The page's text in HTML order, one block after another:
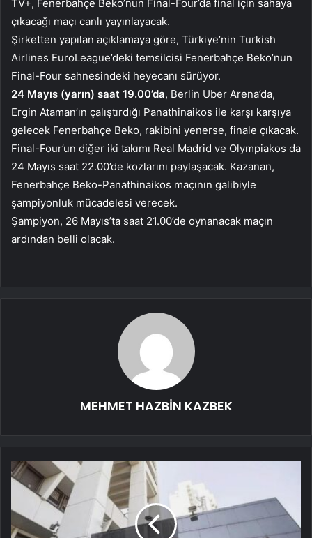
TV+, Fenerbahçe Beko’nun Final-Four’da final için sahaya
çıkacağı maçı canlı yayınlayacak.
Şirketten yapılan açıklamaya göre, Türkiye’nin Turkish
Airlines EuroLeague’deki temsilcisi Fenerbahçe Beko’nun
Final-Four sahnesindeki heyecanı sürüyor.
24 Mayıs (yarın) saat 19.00’da, Berlin Uber Arena’da,
Ergin Ataman’ın çalıştırdığı Panathinaikos ile karşı karşıya
gelecek Fenerbahçe Beko, rakibini yenerse, finale çıkacak.
Final-Four’un diğer iki takımı Real Madrid ve Olympiakos da
24 Mayıs saat 22.00’de kozlarını paylaşacak. Kazanan,
Fenerbahçe Beko-Panathinaikos maçının galibiyle
şampiyonluk mücadelesi verecek.
Şampiyon, 26 Mayıs’ta saat 21.00’de oynanacak maçın
ardından belli olacak.
MEHMET HAZBİN KAZBEK